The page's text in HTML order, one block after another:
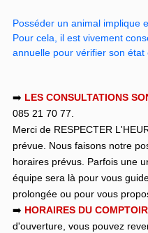
Posséder un animal implique
Pour cela, il est vivement
annuelle pour vérifier son état
➡️ LES CONSULTATIONS
085 21 70 77.
Merci de RESPECTER
prévue. Nous faisons notre
horaires prévus. Parfois une
équipe sera là pour vous
prolongée ou pour vous
➡️ HORAIRES DU
d'ouverture, vous pouvez